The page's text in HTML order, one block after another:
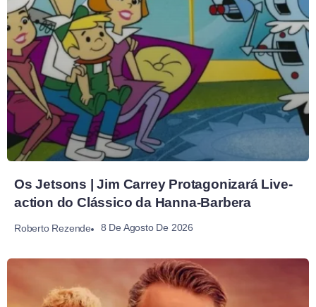
Os Jetsons | Jim Carrey Protagonizará Live-
action do Clássico da Hanna-Barbera
Roberto Rezende 8 De Agosto De 2026